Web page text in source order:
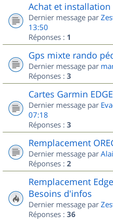
Achat et installation
Dernier message par
13:50
Réponses : 1
Gps mixte rando
Dernier message par
Réponses : 3
Cartes Garmin
Dernier message par
07:18
Réponses : 3
Remplacement
Dernier message par
Réponses : 2
Remplacement
Besoins d'infos
Dernier message par
Réponses : 36